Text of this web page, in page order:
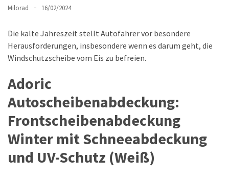
sicher
im
Auto:
man
den
richtigen
Kindersitz
auswählt
und
Sicherheit
Milorad 16/02/2024
Die kalte Jahreszeit stellt Autofahrer vor besondere
Herausforderungen, insbesondere wenn es darum geht, die
Windschutzscheibe vom Eis zu befreien.
Adoric
Autoscheibenabdeckung:
Frontscheibenabdeckung
Winter mit Schneeabdeckung
und UV-Schutz (Weiß)